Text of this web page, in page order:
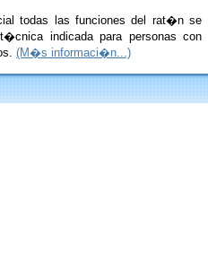
todas las funciones del rat�n se
indicada para personas con
(M�s informaci�n...)